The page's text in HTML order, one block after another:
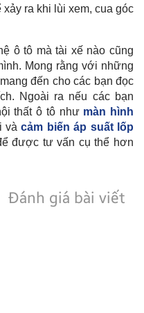
ra khi lùi xem, cua góc
ô tô mà tài xế nào cũng
Mong rằng với những
đến cho các bạn đọc
Ngoài ra nếu các bạn
thất ô tô như màn hình
vàcảm biến áp suất lốp
được tư vấn cụ thể hơn
Đánh giá bài viết